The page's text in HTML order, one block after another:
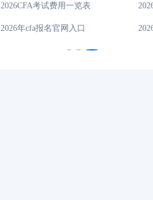
2026CFA考试费用一览表
2026年cfa报名官网入口